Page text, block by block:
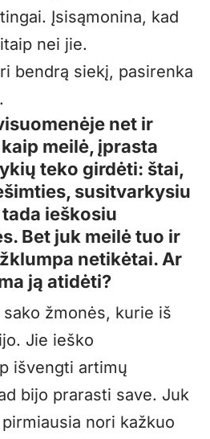
Įsisąmonina, kad
nei jie.
bendrą siekį, pasirenka
net ir
meilė, įprasta
teko girdėti: štai,
susitvarkysiu
ieškosiu
Bet juk meilė tuo ir
netikėtai. Ar
ją atidėti?
žmonės, kurie iš
Jie ieško
išvengti artimų
bijo prarasti save. Juk
nori kažkuo